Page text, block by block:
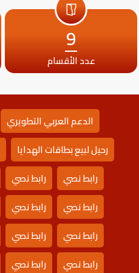
9
عدد الأقسام
الدعم العربي التطويري
رحيل لبيع بطاقات الهدايا
رابط نصي
رابط نصي
رابط نصي
رابط نصي
رابط نصي
رابط نصي
رابط نصي
رابط نصي